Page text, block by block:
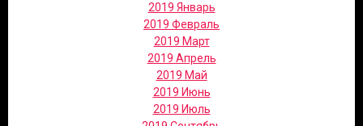
2019 Январь
2019 Февраль
2019 Март
2019 Апрель
2019 Май
2019 Июнь
2019 Июль